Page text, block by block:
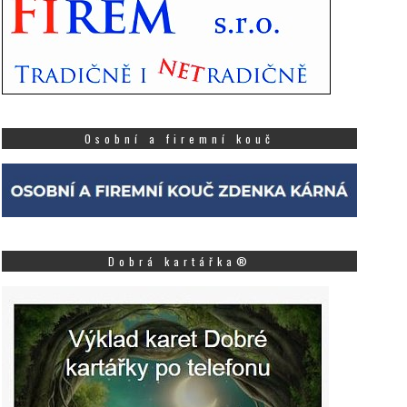
Brno, 2. září 2024 – Dnes míří
do lavic prvních tříd přes 100
000 dětí. Přestože zní číslo
úctyhodně, každý rok
nabízela své služby
především pražským
ambulanci i Brně.
Více
Osobní a firemní kouč
Dobrá kartářka®